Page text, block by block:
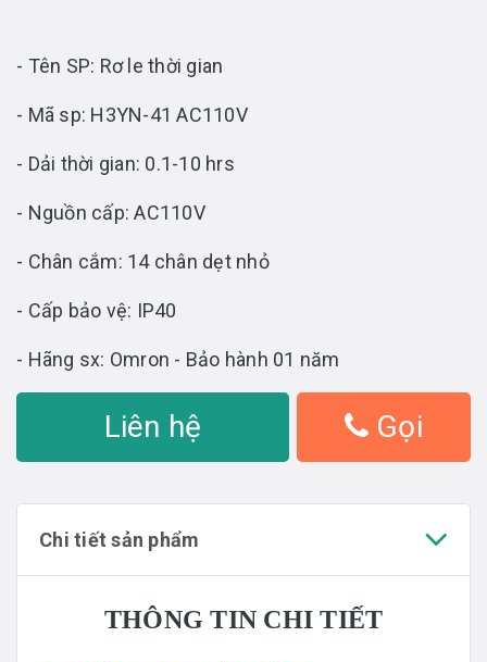
- Tên SP: Rơ le thời gian
- Mã sp: H3YN-41 AC110V
- Dải thời gian: 0.1-10 hrs
- Nguồn cấp: AC110V
- Chân cắm: 14 chân dẹt nhỏ
- Cấp bảo vệ: IP40
- Hãng sx: Omron - Bảo hành 01 năm
Liên hệ Gọi
Chi tiết sản phẩm
THÔNG TIN CHI TIẾT